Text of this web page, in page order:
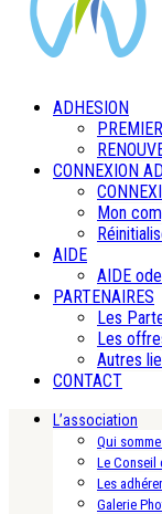
ADHESION
CONNEXION
Mon
AIDE
AIDE
PARTENAIRES
Les
Les
Autres
CONTACT
L’association
Qui
Le Conseil
Les
Galerie